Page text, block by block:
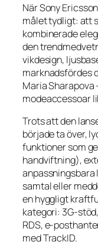
När Sony
målet tydligt: att
kombinerade
den
vikdesign,
marknadsfördes
Maria
modeaccessoar
Trots att den
började ta över,
funktioner som
handviftning),
samtal eller
en hyggligt
kategori: 3G-
RDS, e-
med TrackID.